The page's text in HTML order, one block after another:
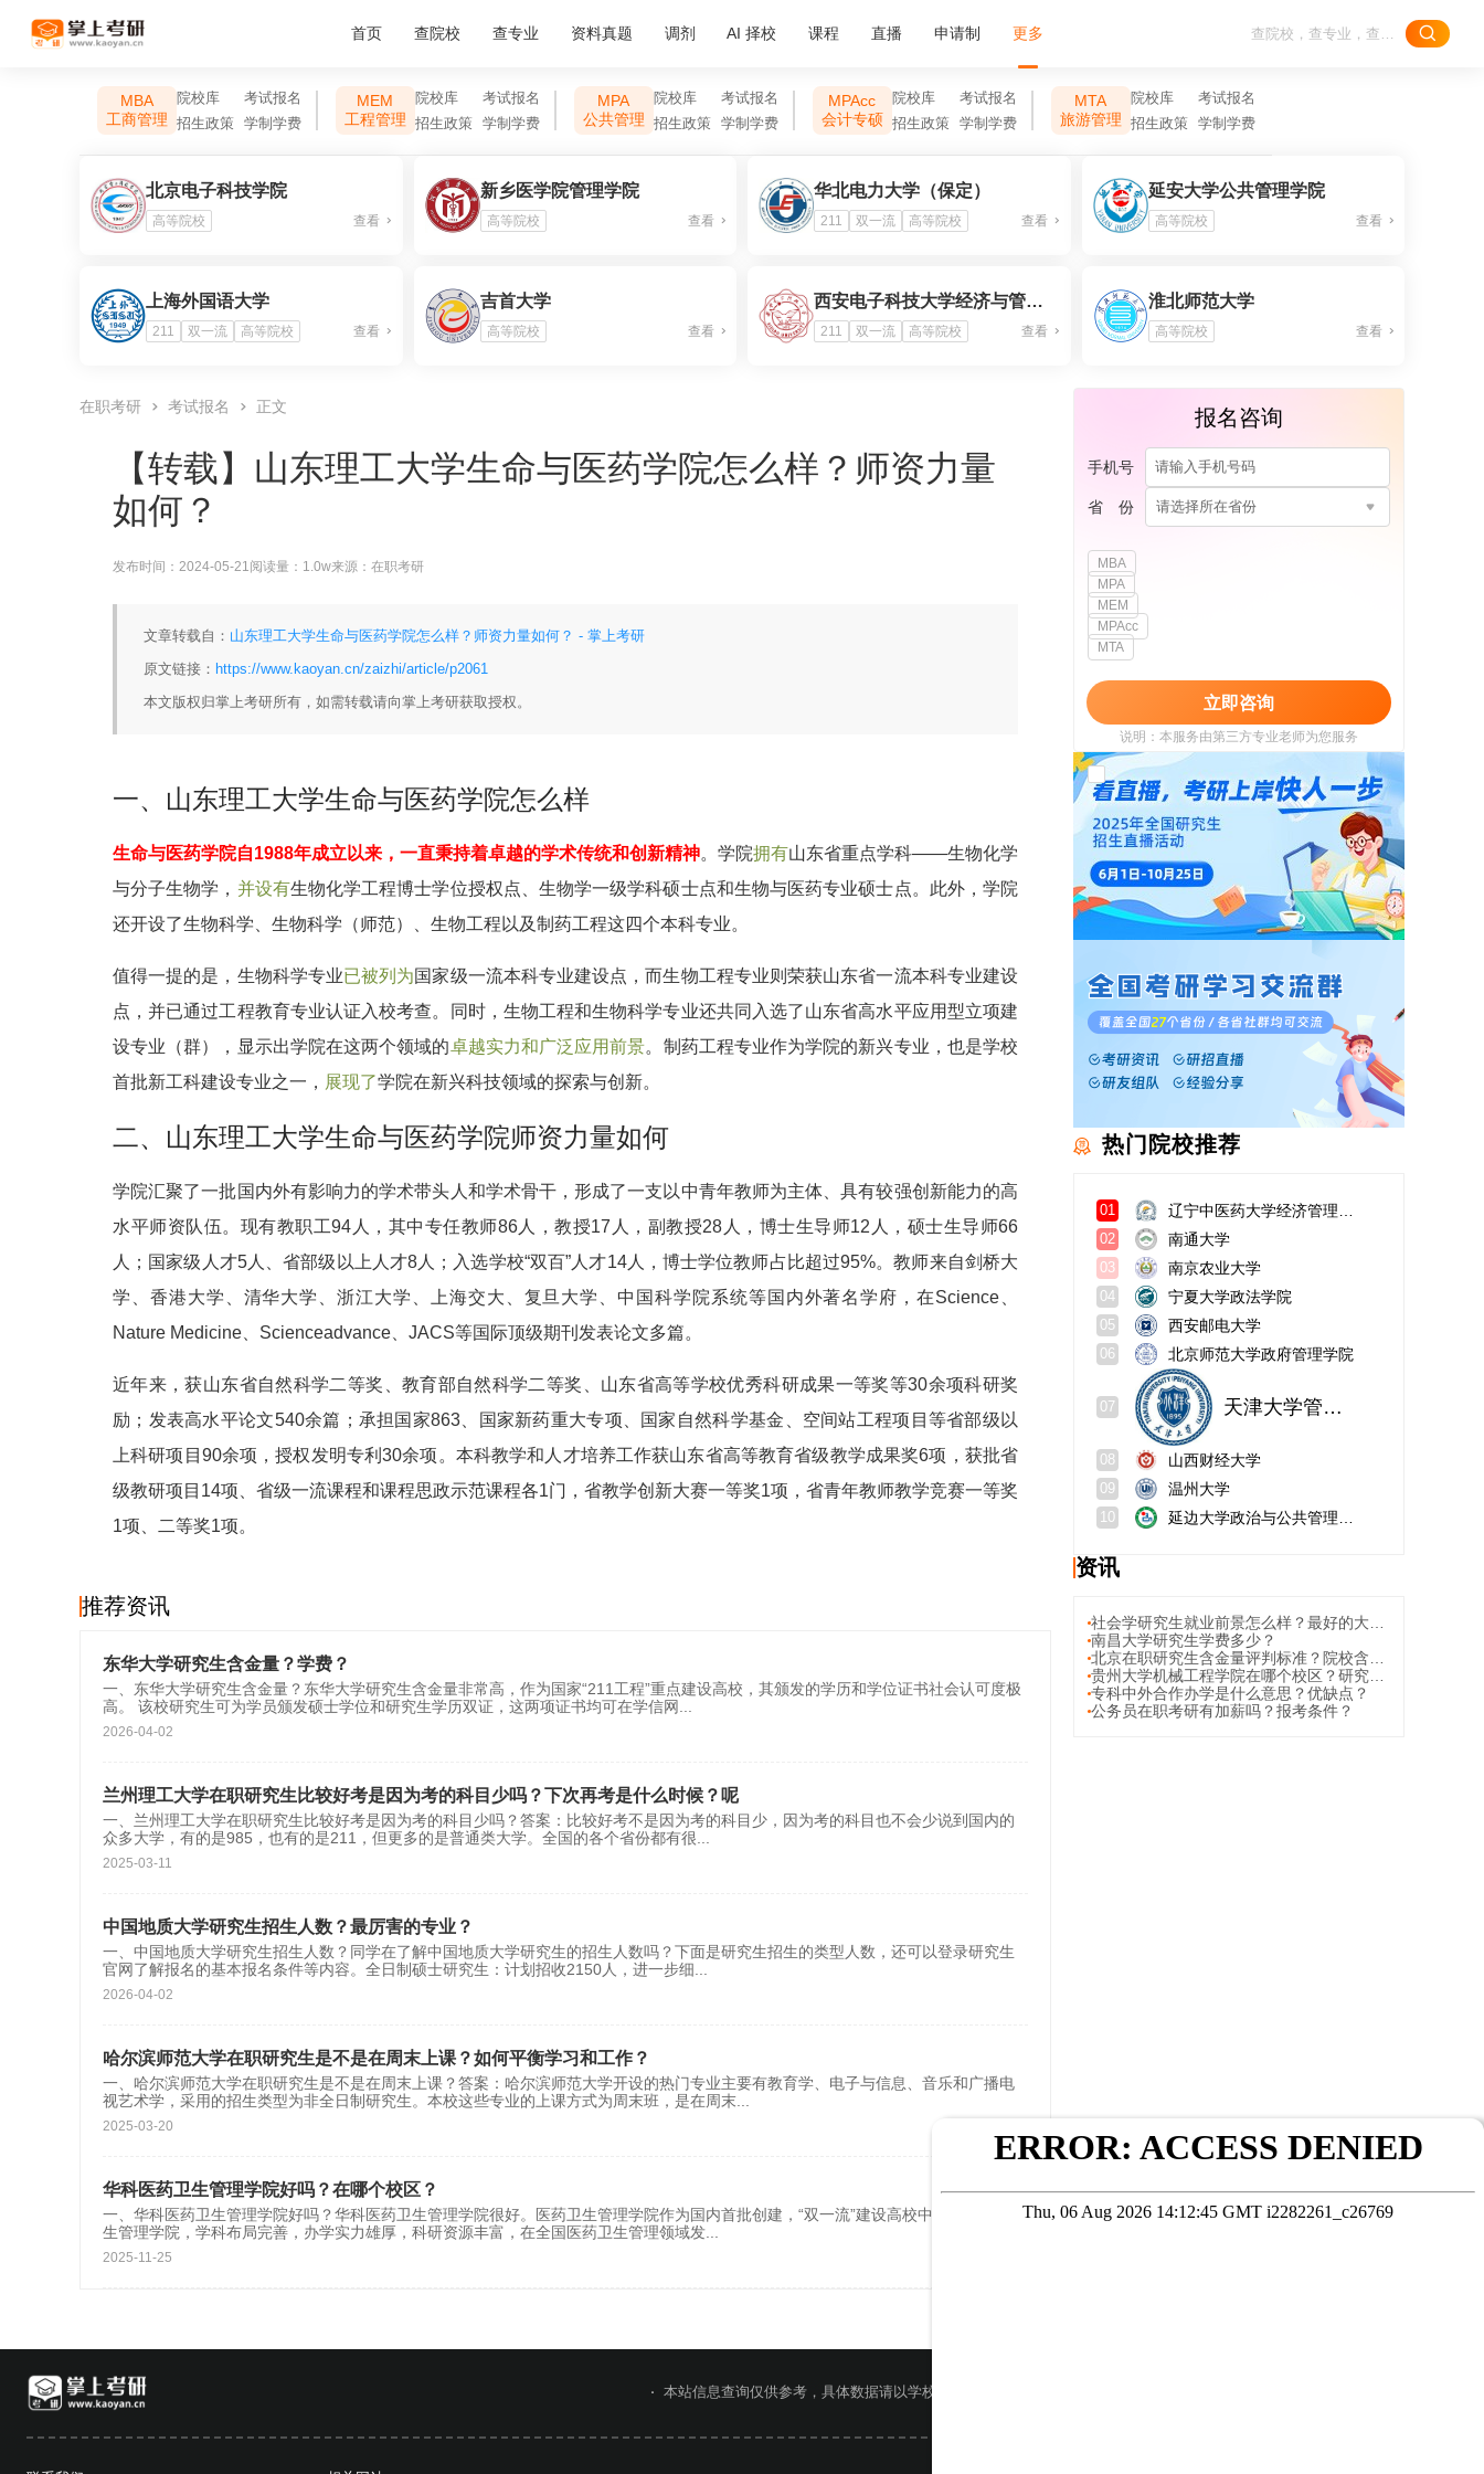
首页 查院校 查专业 资料真题 调剂 AI 择校 课程 直播 申请制 更多
MBA
工商管理
院校库
考试报名
招生政策
学制学费
MEM
工程管理
院校库
考试报名
招生政策
学制学费
MPA
公共管理
院校库
考试报名
招生政策
学制学费
MPAcc
会计专硕
院校库
考试报名
招生政策
学制学费
MTA
旅游管理
院校库
考试报名
招生政策
学制学费
北京电子科技学院
高等院校 查看
新乡医学院管理学院
高等院校 查看
华北电力大学（保定）
211 双一流 高等院校 查看
延安大学公共管理学院
高等院校 查看
上海外国语大学
211 双一流 高等院校 查看
吉首大学
高等院校 查看
西安电子科技大学经济与管理学院
211 双一流 高等院校 查看
淮北师范大学
高等院校 查看
在职考研 考试报名 正文
【转载】 山东理工大学生命与医药学院怎么样？师资力量
如何？
发布时间： 2024-05-21阅读量： 1.0w来源： 在职考研
文章转载自： 山东理工大学生命与医药学院怎么样？师资力量如何？ - 掌上考研
原文链接： https://www.kaoyan.cn/zaizhi/article/p2061
本文版权归掌上考研所有，如需转载请向掌上考研获取授权。
一、山东理工大学生命与医药学院怎么样
生命与医药学院自1988年成立以来，一直秉持着卓越的学术传统和创新精神。学院拥有山东省重点学科——生物化学
与分子生物学， 并设有生物化学工程博士学位授权点、生物学一级学科硕士点和生物与医药专业硕士点。此外，学院
还开设了生物科学、生物科学（师范）、生物工程以及制药工程这四个本科专业。
值得一提的是，生物科学专业已被列为国家级一流本科专业建设点，而生物工程专业则荣获山东省一流本科专业建设
点，并已通过工程教育专业认证入校考查。同时，生物工程和生物科学专业还共同入选了山东省高水平应用型立项建
设专业（群），显示出学院在这两个领域的卓越实力和广泛应用前景。制药工程专业作为学院的新兴专业，也是学校
首批新工科建设专业之一， 展现了学院在新兴科技领域的探索与创新。
二、山东理工大学生命与医药学院师资力量如何
学院汇聚了一批国内外有影响力的学术带头人和学术骨干，形成了一支以中青年教师为主体、具有较强创新能力的高
水平师资队伍。现有教职工94人，其中专任教师86人，教授17人，副教授28人，博士生导师12人，硕士生导师66
人；国家级人才5人、省部级以上人才8人；入选学校“双百”人才14人，博士学位教师占比超过95%。教师来自剑桥大
学、香港大学、清华大学、浙江大学、上海交大、复旦大学、中国科学院系统等国内外著名学府，在Science、
Nature Medicine、Scienceadvance、JACS等国际顶级期刊发表论文多篇。
近年来，获山东省自然科学二等奖、教育部自然科学二等奖、山东省高等学校优秀科研成果一等奖等30余项科研奖
励；发表高水平论文540余篇；承担国家863、国家新药重大专项、国家自然科学基金、空间站工程项目等省部级以
上科研项目90余项，授权发明专利30余项。本科教学和人才培养工作获山东省高等教育省级教学成果奖6项，获批省
级教研项目14项、省级一流课程和课程思政示范课程各1门，省教学创新大赛一等奖1项，省青年教师教学竞赛一等奖
1项、二等奖1项。
推荐资讯
东华大学研究生含金量？学费？
一、东华大学研究生含金量？东华大学研究生含金量非常高，作为国家“211工程”重点建设高校，其颁发的学历和学位证书社会认可度极
高。 该校研究生可为学员颁发硕士学位和研究生学历双证，这两项证书均可在学信网
2026-04-02
兰州理工大学在职研究生比较好考是因为考的科目少吗？下次再考是什么时候？呢
一、兰州理工大学在职研究生比较好考是因为考的科目少吗？答案：比较好考不是因为考的科目少，因为考的科目也不会少说到国内的
众多大学，有的是985，也有的是211，但更多的是普通类大学。全国的各个省份都有很
2025-03-11
中国地质大学研究生招生人数？最厉害的专业？
一、中国地质大学研究生招生人数？同学在了解中国地质大学研究生的招生人数吗？下面是研究生招生的类型人数，还可以登录研究生
官网了解报名的基本报名条件等内容。全日制硕士研究生‌：计划招收2150人，进一步细
2026-04-02
哈尔滨师范大学在职研究生是不是在周末上课？如何平衡学习和工作？
一、哈尔滨师范大学在职研究生是不是在周末上课？答案：哈尔滨师范大学开设的热门专业主要有教育学、电子与信息、音乐和广播电
视艺术学，采用的招生类型为非全日制研究生。本校这些专业的上课方式为周末班，是在周末
2025-03-20
华科医药卫生管理学院好吗？在哪个校区？
一、华科医药卫生管理学院好吗？华科医药卫生管理学院很好。医药卫生管理学院作为国内首批创建，“双一流”建设高校中第一所医药卫
生管理学院，学科布局完善，办学实力雄厚，科研资源丰富，在全国医药卫生管理领域发
2025-11-25
报名咨询
手机号
省 份 请选择所在省份
MBA
MPA
MEM
MPAcc
MTA
立即咨询
说明：本服务由第三方专业老师为您服务
我已阅读并同意 《用户政策》
《用户服务
使用协议》
热门院校推荐
01
02 南通大学
03 南京农业大学
04 宁夏大学政法学院
05 西安邮电大学
06 北京师范大学政府管理学院
07 天津大学管理与经济学部
08 山西财经大学
09 温州大学
10
资讯
南昌大学研究生学费多少？
专科中外合作办学是什么意思？优缺点？
公务员在职考研有加薪吗？报考条件？
本站信息查询仅供参考，具体数据请以学校官网或考试院公布为准